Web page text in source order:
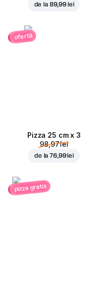
de la 89,99 lei
ofertă
Pizza 25 cm x 3
98,97 lei
de la76,99 lei
pizza gratis